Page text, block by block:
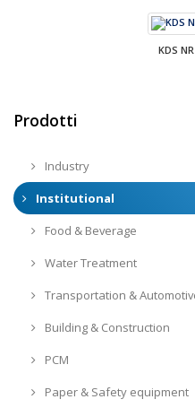
KDS
Prodotti
Industry
Institutional
Food & Beverage
Water Treatment
Transportation &
Building & Construction
PCM
Paper & Safety equipment